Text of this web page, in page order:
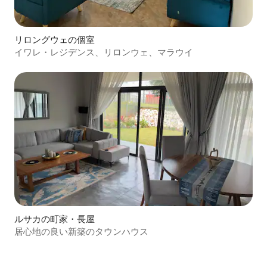
リロングウェの個室
イワレ・レジデンス、リロンウェ、マラウイ
ルサカの町家・長屋
居心地の良い新築のタウンハウス